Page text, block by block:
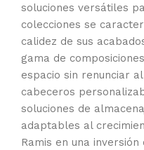
soluciones versátiles
colecciones se
calidez de sus
gama de
espacio sin renunciar
cabeceros
soluciones de
adaptables al
Ramis en una